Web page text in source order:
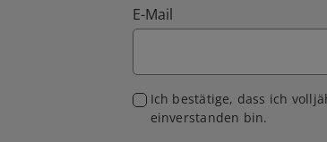
E-Mail
Ich bestätige, dass ich
einverstanden bin.